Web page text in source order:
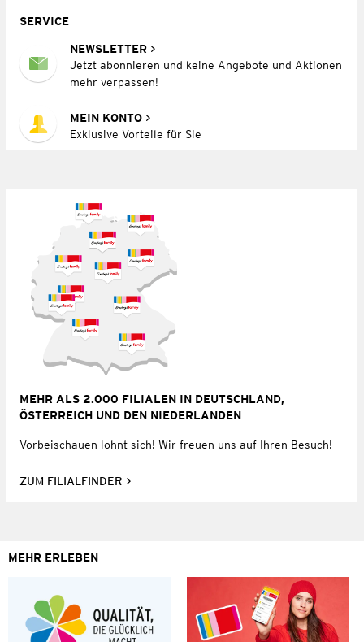
SERVICE
NEWSLETTER
Jetzt abonnieren und keine Angebote und Aktionen
mehr verpassen!
MEIN KONTO
Exklusive Vorteile für Sie
MEHR ALS 2.000 FILIALEN IN DEUTSCHLAND,
ÖSTERREICH UND DEN NIEDERLANDEN
Vorbeischauen lohnt sich! Wir freuen uns auf Ihren Besuch!
ZUM FILIALFINDER
MEHR ERLEBEN